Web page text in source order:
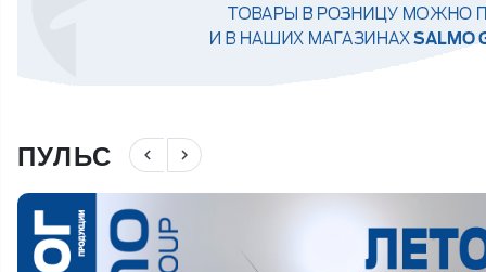
ПУЛЬС navigate_before navigate_next